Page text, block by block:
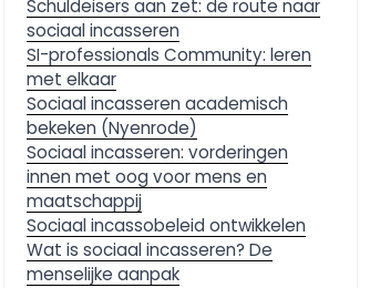
Schuldeisers aan zet: de route naar
sociaal incasseren
SI-professionals Community: leren
met elkaar
Sociaal incasseren academisch
bekeken (Nyenrode)
Sociaal incasseren: vorderingen
innen met oog voor mens en
maatschappij
Sociaal incassobeleid ontwikkelen
Wat is sociaal incasseren? De
menselijke aanpak